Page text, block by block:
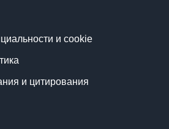
и cookie
и цитирования